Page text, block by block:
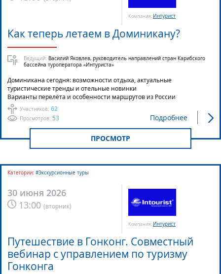
Компания: Интурист
Участников: 62
Просмотров: 53
Как теперь летаем в Доминикану?
Ведущий: Василий Яковлев, руководитель направлений стран Карибского
бассейна туроператора «Интуриста»
Доминикана сегодня: возможности отдыха, актуальные
туристические тренды и отельные новинки
Варианты перелёта и особенности маршрутов из России
Подробнее
ПРОСМОТР
30 июня 2026
13:00 (вторник)
Компания: Интурист
Категории: #Экскурсионные туры
Путешествие в Гонконг. Совместный
вебинар с управлением по туризму
Гонконга